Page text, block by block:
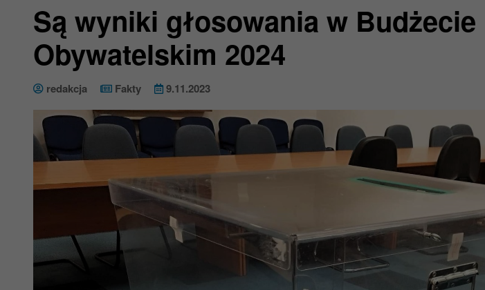
Są wyniki głosowania w Budżecie
Obywatelskim 2024
redakcja Fakty 9.11.2023